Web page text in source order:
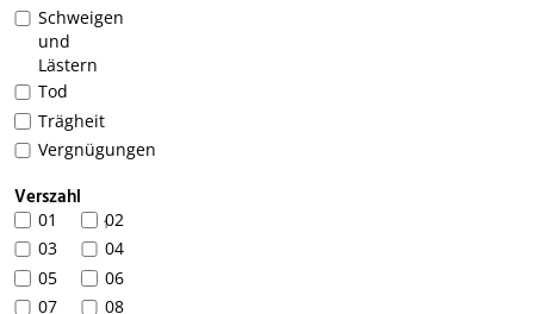
Schweigen
und
Lästern
Tod
Trägheit
Vergnügungen
Verszahl
01 102
03
04
05
06
07
08